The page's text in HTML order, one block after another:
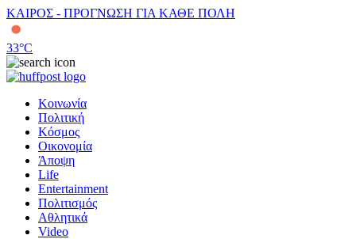
ΚΑΙΡΟΣ - ΠΡΟΓΝΩΣΗ ΓΙΑ ΚΑΘΕ ΠΟΛΗ
33°C
Κοινωνία
Πολιτική
Κόσμος
Οικονομία
Άποψη
Life
Entertainment
Πολιτισμός
Αθλητικά
Video